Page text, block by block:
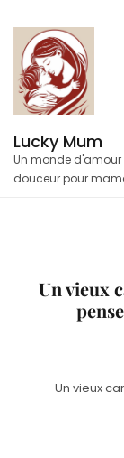
content
Lucky Mum
Un monde d'amour
douceur pour
Un vieux
Un vieux